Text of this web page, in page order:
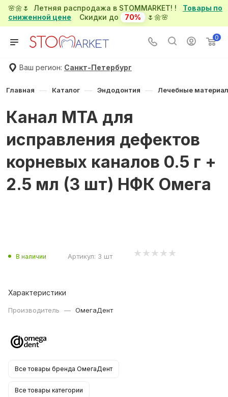
🌸🌼🌷 Летняя распродажа в STOMMARKET! ! Товары по
сниженной цене Скидки до 70% 🌷🌼🌸
0
Ваш регион: Санкт-Петербург
Главная — Каталог — Эндодонтия — Лечебные
Канал МТА для
исправления дефектов
корневых каналов 0.5 г +
2.5 мл (3 шт) НФК Омега
В наличии Артикул: 3 шт
Характеристики
Производитель — ОмегаДент
Все товары бренда ОмегаДент
Все товары категории